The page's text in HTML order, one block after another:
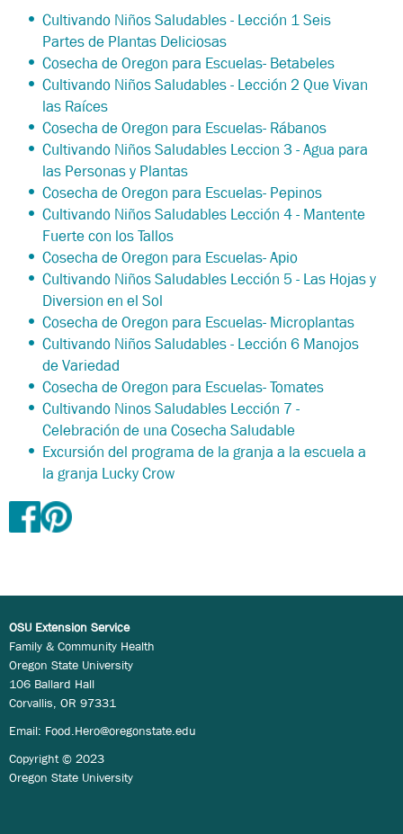
Cultivando Niños Saludables - Lección 1 Seis
Partes de Plantas Deliciosas
Cosecha de Oregon para Escuelas- Betabeles
Cultivando Niños Saludables - Lección 2 Que Vivan
las Raíces
Cosecha de Oregon para Escuelas- Rábanos
Cultivando Niños Saludables Leccion 3 - Agua para
las Personas y Plantas
Cosecha de Oregon para Escuelas- Pepinos
Cultivando Niños Saludables Lección 4 - Mantente
Fuerte con los Tallos
Cosecha de Oregon para Escuelas- Apio
Cultivando Niños Saludables Lección 5 - Las Hojas y
Diversion en el Sol
Cosecha de Oregon para Escuelas- Microplantas
Cultivando Niños Saludables - Lección 6 Manojos
de Variedad
Cosecha de Oregon para Escuelas- Tomates
Cultivando Ninos Saludables Lección 7 -
Celebración de una Cosecha Saludable
Excursión del programa de la granja a la escuela a
la granja Lucky Crow
OSU Extension Service
Family & Community Health
Oregon State University
106 Ballard Hall
Corvallis, OR 97331
Email: Food.Hero@oregonstate.edu
Copyright © 2023
Oregon State University